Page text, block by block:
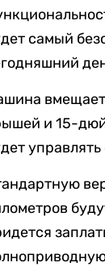
самый
вмещает
и 15-